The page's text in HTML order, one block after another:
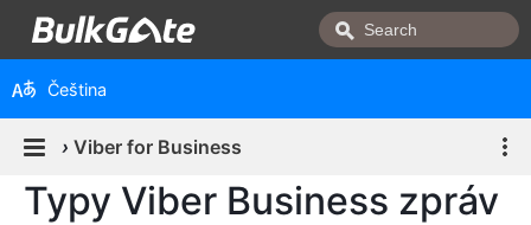
Čeština
› Viber for Business
Typy Viber Business zpráv